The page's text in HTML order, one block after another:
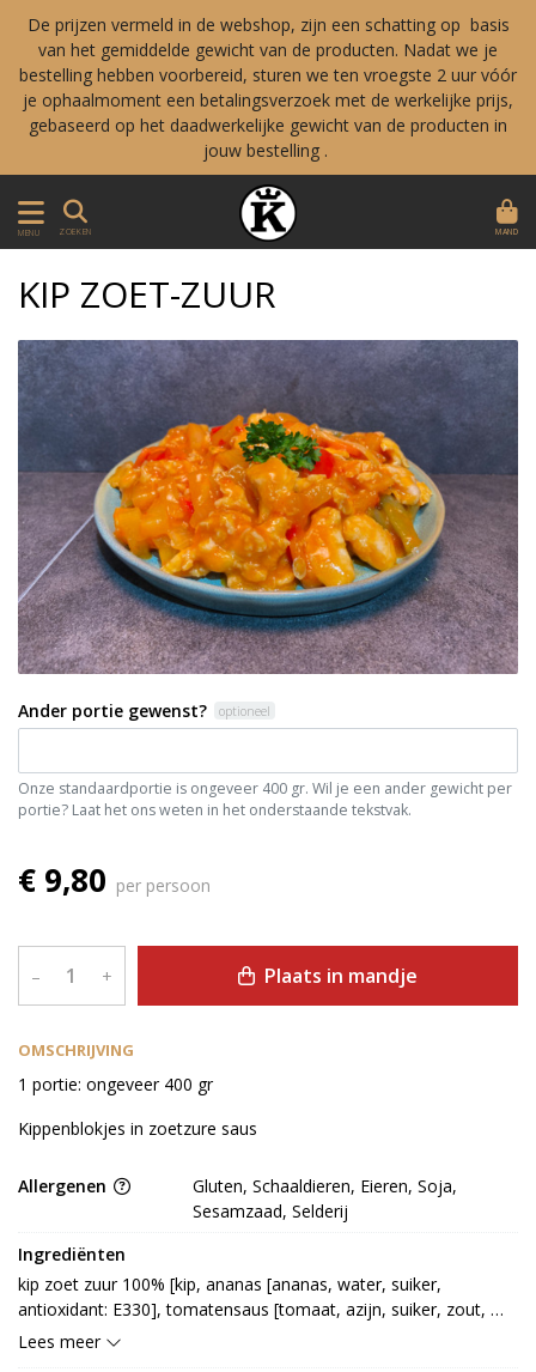
De prijzen vermeld in de webshop, zijn een schatting op basis
van het gemiddelde gewicht van de producten. Nadat we je
bestelling hebben voorbereid, sturen we ten vroegste 2 uur vóór
je ophaalmoment een betalingsverzoek met de werkelijke prijs,
gebaseerd op het daadwerkelijke gewicht van de producten in
jouw bestelling .
MENU ZOEKEN MAND
OMSCHRIJVING
1 portie: ongeveer 400 gr
Kippenblokjes in zoetzure saus
KIP ZOET-ZUUR
Ander portie gewenst? optioneel
Onze standaardportie is ongeveer 400 gr. Wil je een ander gewicht per
portie? Laat het ons weten in het onderstaande tekstvak.
€ 9,80 per persoon
– + Plaats in mandje
Allergenen
Gluten, Schaaldieren, Eieren, Soja,
Sesamzaad, Selderij
Ingrediënten
kip zoet zuur 100% [kip, ananas [ananas, water, suiker,
antioxidant: E330], tomatensaus [tomaat, azijn, suiker, zout,
specerij, kruiden (SELDERIJ)], ui, paprika [rood, geel], bamboe,
Lees meer